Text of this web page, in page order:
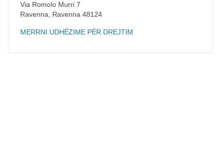
Via Romolo Murri 7
Ravenna
Ravenna 48124
MERRNI UDHËZIME PËR DREJTIM